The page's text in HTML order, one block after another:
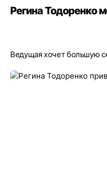
Регина Тодоренко
Ведущая хочет большую